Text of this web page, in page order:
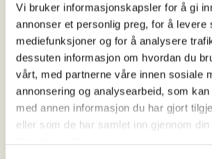
Vi bruker informasjonskapsler for å gi
annonser et personlig preg, for å levere
mediefunksjoner og for å analysere
dessuten informasjon om hvordan du
vårt, med partnerne våre innen sosiale
annonsering og analysearbeid, som
med annen informasjon du har gjort
eller som de har samlet inn gjennom
presis skuddplassering
sikker våpenhåndtering
forståelse for avstand og
Det trenes både på faste og
deltakerne får erfaring med ulike
skytesituasjoner.